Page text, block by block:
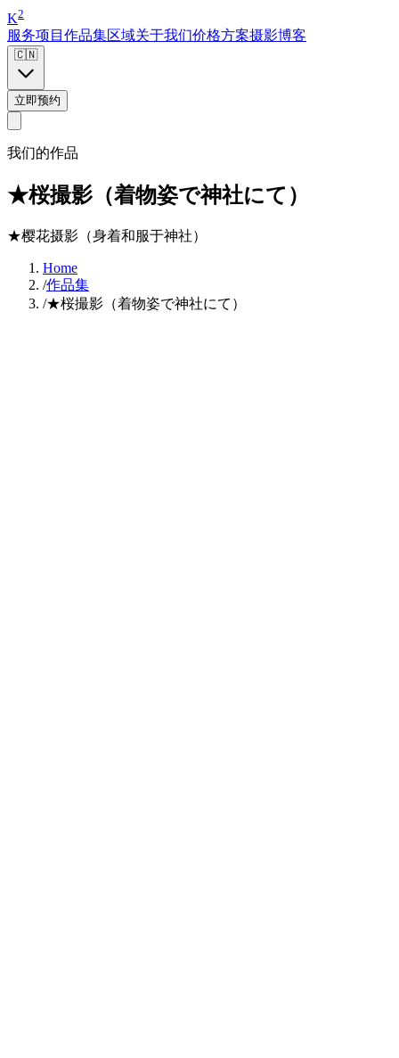
K2
服务项目 作品集区域关于我们价格方案摄影博客
🇨🇳
立即预约
我们的作品
★桜撮影（着物姿で神社にて）
★樱花摄影（身着和服于神社）
Home
/作品集
/★桜撮影（着物姿で神社にて）